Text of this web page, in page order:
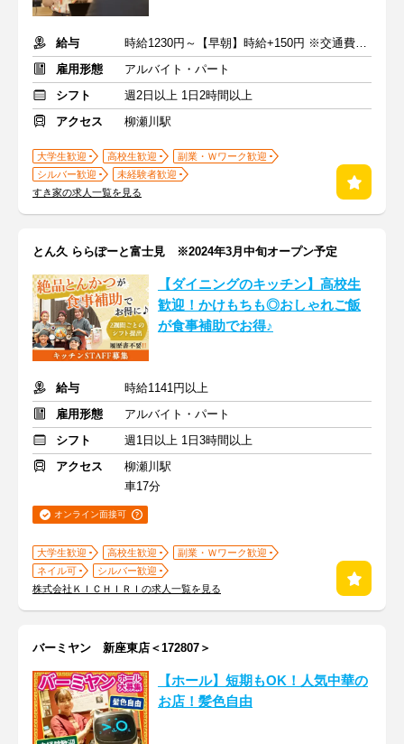
給与
時給1230円～【早朝】時給+150円 ※交通費支給
雇用形態
アルバイト・パート
シフト
週2日以上 1日2時間以上
アクセス
柳瀬川駅
大学生歓迎 高校生歓迎
副業・Ｗワーク歓迎
シルバー歓迎
未経験者歓迎
すき家の求人一覧を見る
とん久 ららぽーと富士見 ※2024年3月中旬オープン予定
【ダイニングのキッチン】高校生
歓迎！かけもちも◎おしゃれご飯
が食事補助でお得♪
給与
時給1141円以上
雇用形態
アルバイト・パート
シフト
週1日以上 1日3時間以上
アクセス
柳瀬川駅
車17分
オンライン面接可
大学生歓迎 高校生歓迎
副業・Ｗワーク歓迎
ネイル可
シルバー歓迎
株式会社ＫＩＣＨＩＲＩの求人一覧を見る
バーミヤン 新座東店＜172807＞
【ホール】短期もOK！人気中華の
お店！髪色自由